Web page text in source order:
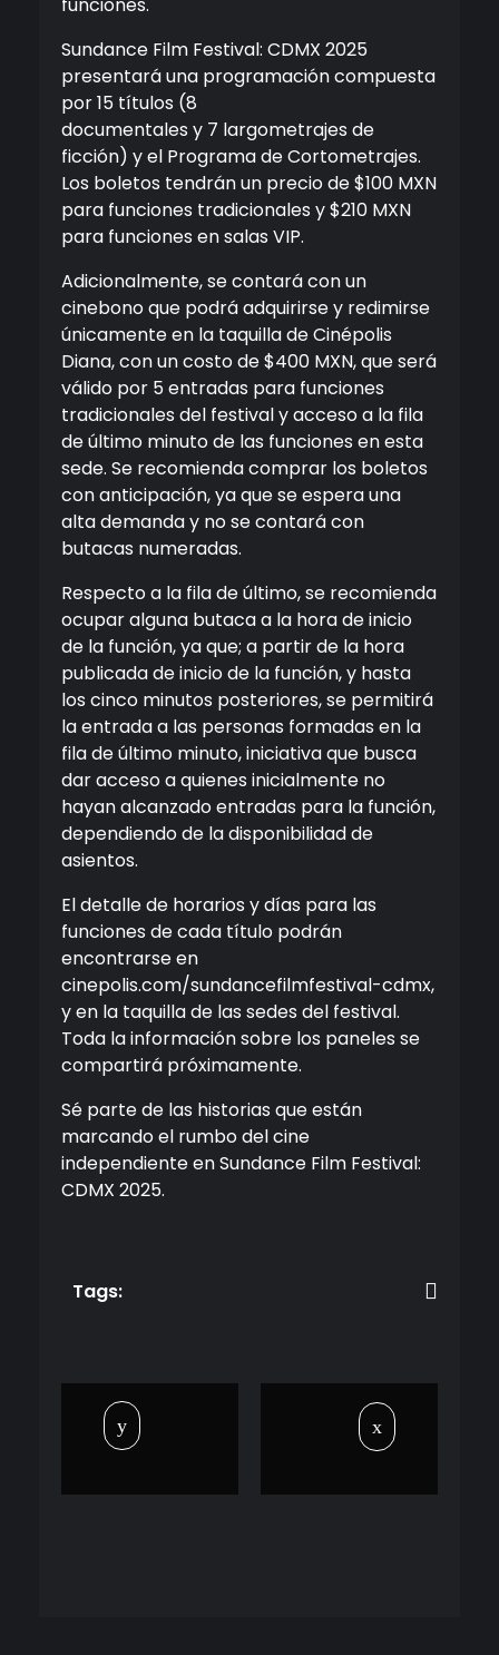
funciones.
Sundance Film Festival: CDMX 2025
presentará una programación compuesta
por 15 títulos (8
documentales y 7 largometrajes de
ficción) y el Programa de Cortometrajes.
Los boletos tendrán un precio de $100 MXN
para funciones tradicionales y $210 MXN
para funciones en salas VIP.
Adicionalmente, se contará con un
cinebono que podrá adquirirse y redimirse
únicamente en la taquilla de Cinépolis
Diana, con un costo de $400 MXN, que será
válido por 5 entradas para funciones
tradicionales del festival y acceso a la fila
de último minuto de las funciones en esta
sede. Se recomienda comprar los boletos
con anticipación, ya que se espera una
alta demanda y no se contará con
butacas numeradas.
Respecto a la fila de último, se recomienda
ocupar alguna butaca a la hora de inicio
de la función, ya que; a partir de la hora
publicada de inicio de la función, y hasta
los cinco minutos posteriores, se permitirá
la entrada a las personas formadas en la
fila de último minuto, iniciativa que busca
dar acceso a quienes inicialmente no
hayan alcanzado entradas para la función,
dependiendo de la disponibilidad de
asientos.
El detalle de horarios y días para las
funciones de cada título podrán
encontrarse en
cinepolis.com/sundancefilmfestival-cdmx,
y en la taquilla de las sedes del festival.
Toda la información sobre los paneles se
compartirá próximamente.
Sé parte de las historias que están
marcando el rumbo del cine
independiente en Sundance Film Festival:
CDMX 2025.
Tags: